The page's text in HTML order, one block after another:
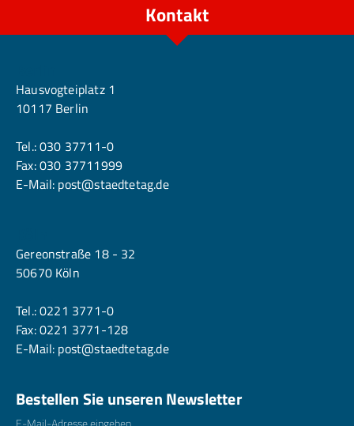
Kontakt
Hausvogteiplatz 1
10117 Berlin
Tel.:030 37711-0
Fax: 030 37711999
E-Mail: post@staedtetag.de
Gereonstraße 18 - 32
50670 Köln
Tel.:0221 3771-0
Fax: 0221 3771-128
E-Mail: post@staedtetag.de
Bestellen Sie unseren Newsletter
E-Mailadresse